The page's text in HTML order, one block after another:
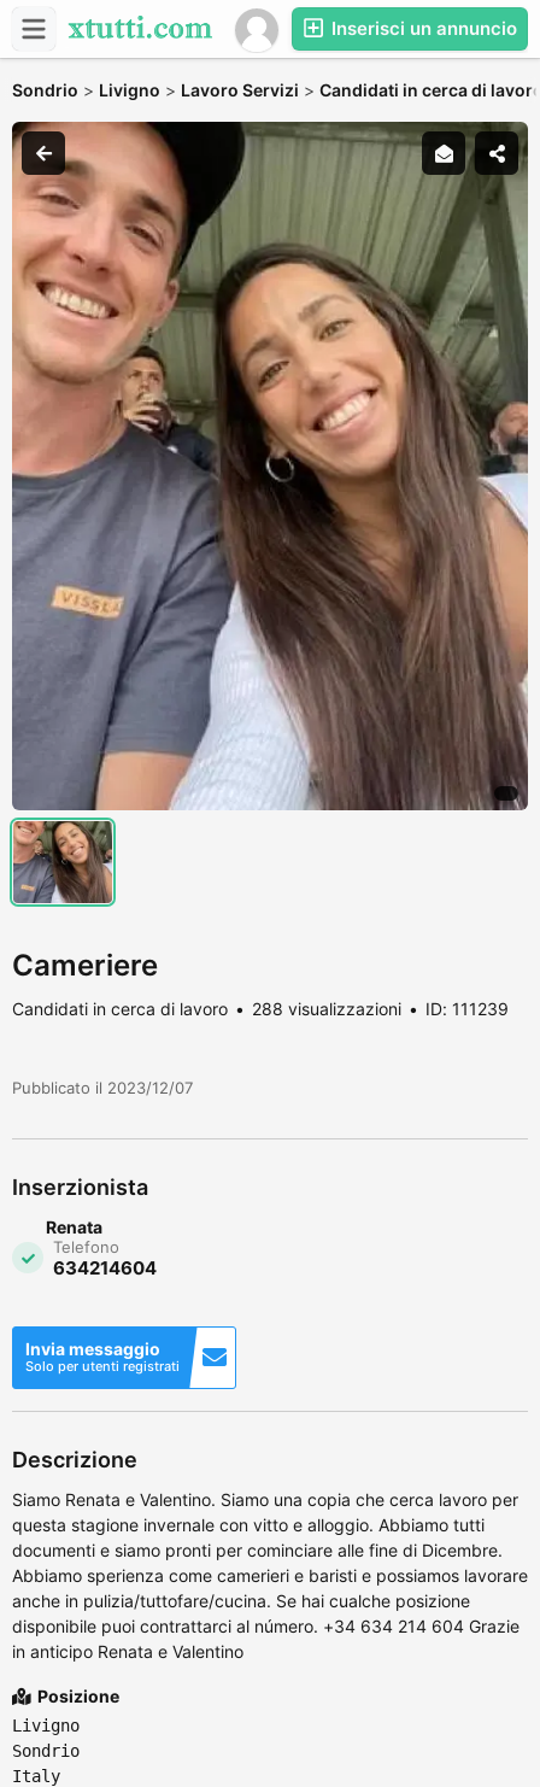
Inserisci un annuncio
Sondrio > Livigno > Lavoro Servizi > Candidati in cerca di
Cameriere
Candidati in cerca di lavoro 288 visualizzazioni ID: 111239
Pubblicato il 2023/12/07
Inserzionista
Renata
Telefono
634214604
Invia messaggio
Solo per utenti registrati
Descrizione
Siamo Renata e Valentino. Siamo una copia che cerca lavoro per
questa stagione invernale con vitto e alloggio. Abbiamo tutti
documenti e siamo pronti per cominciare alle fine di Dicembre.
Abbiamo sperienza come camerieri e baristi e possiamos lavorare
anche in pulizia/tuttofare/cucina. Se hai cualche posizione
disponibile puoi contrattarci al número. +34 634 214 604 Grazie
in anticipo Renata e Valentino
Posizione
Livigno
Sondrio
Italy